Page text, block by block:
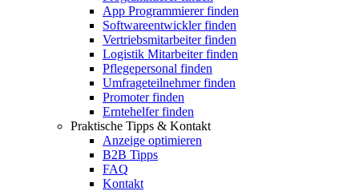
App Programmierer finden
Softwareentwickler finden
Vertriebsmitarbeiter finden
Logistik Mitarbeiter finden
Pflegepersonal finden
Umfrageteilnehmer finden
Promoter finden
Erntehelfer finden
Praktische Tipps & Kontakt
Anzeige optimieren
B2B Tipps
FAQ
Kontakt